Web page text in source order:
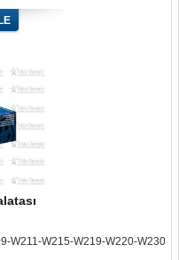
W211-W215-W219-W220-W230